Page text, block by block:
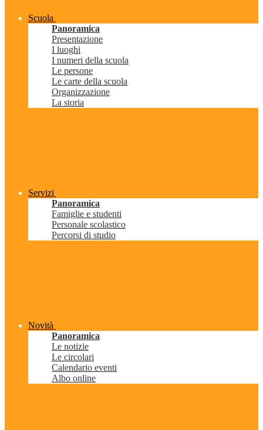
Scuola
Panoramica
Presentazione
I luoghi
I numeri della scuola
Le persone
Le carte della scuola
Organizzazione
La storia
Servizi
Panoramica
Famiglie e studenti
Personale scolastico
Percorsi di studio
Novità
Panoramica
Le notizie
Le circolari
Calendario eventi
Albo online